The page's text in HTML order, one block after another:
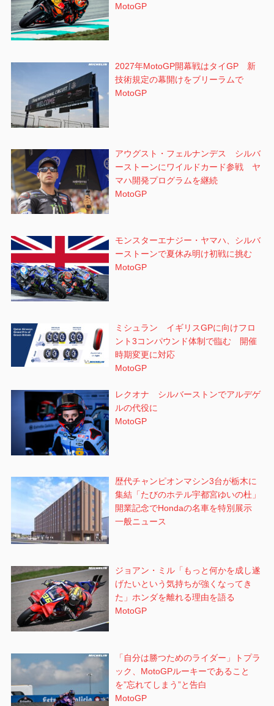
MotoGP
2027年MotoGP開幕戦はタイGP 新
技術規定の幕開けをブリーラムで
MotoGP
アウグスト・フェルナンデス シルバ
ーストーンにワイルドカード参戦 ヤ
マハ開発プログラムを継続
MotoGP
モンスターエナジー・ヤマハ、シルバ
ーストーンで夏休み明け初戦に挑む
MotoGP
ミシュラン イギリスGPに向けフロ
ント3コンパウンド体制で臨む 開催
時期変更に対応
MotoGP
レクオナ シルバーストンでアルデゲ
ルの代役に
MotoGP
歴代チャンピオンマシン3台が栃木に
集結「たびのホテル宇都宮ゆいの杜」
開業記念でHondaの名車を特別展示
一般ニュース
ジョアン・ミル「もっと何かを成し遂
げたいという気持ちが強くなってき
た」ホンダを離れる理由を語る
MotoGP
「自分は勝つためのライダー」トプラ
ック、MotoGPルーキーであること
を”忘れてしまう”と告白
MotoGP